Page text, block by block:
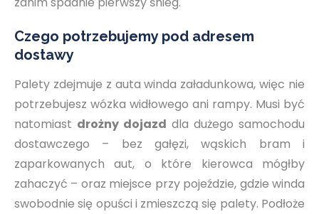
Czego potrzebujemy pod adresem
dostawy
Palety zdejmuje z auta winda załadunkowa, więc nie
potrzebujesz wózka widłowego ani rampy. Musi być
natomiast drożny dojazd dla dużego samochodu
dostawczego – bez gałęzi, wąskich bram i
zaparkowanych aut, o które kierowca mógłby
zahaczyć – oraz miejsce przy pojeździe, gdzie winda
swobodnie się opuści i zmieszczą się palety. Podłoże